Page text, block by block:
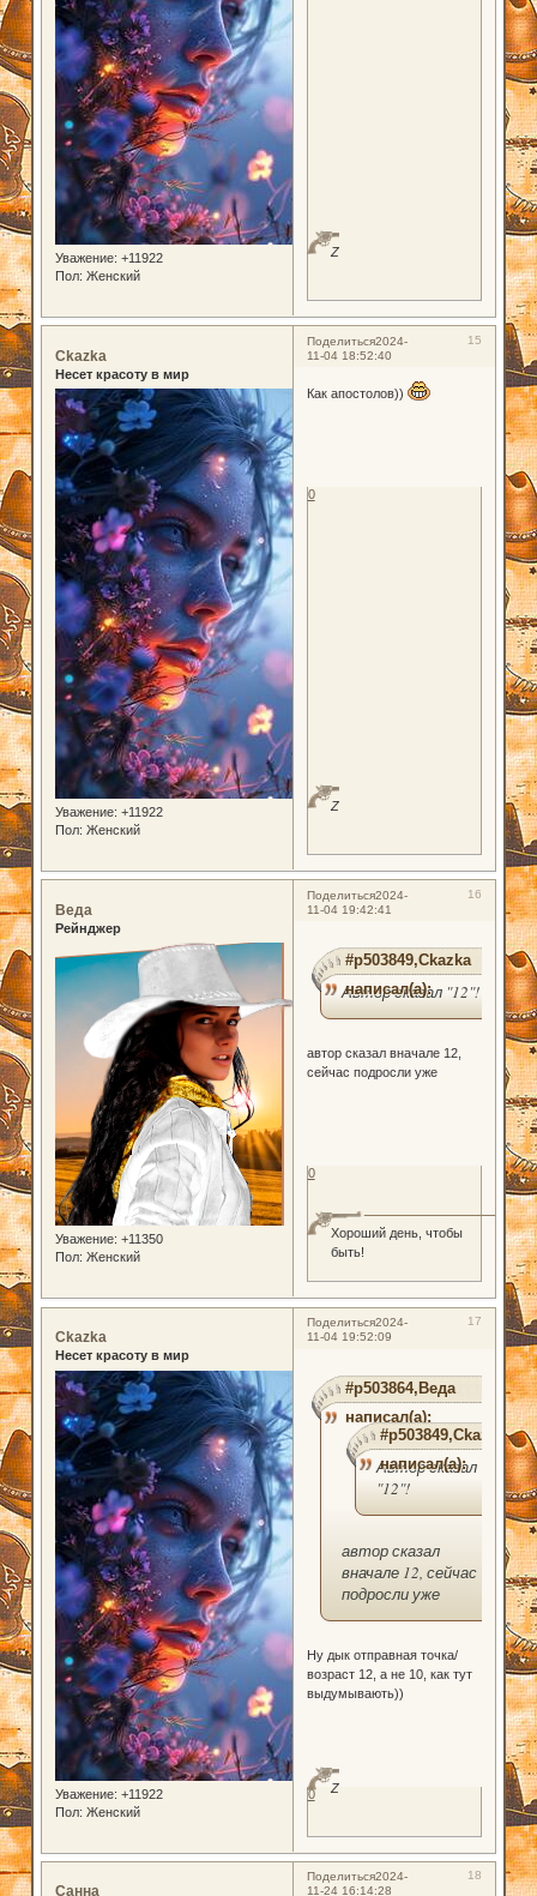
Уважение: +11922
Пол: Женский
Z
Поделиться 15
2024-
11-04 18:52:40
Ckazka
Несет красоту в мир
Уважение: +11922
Пол: Женский
Как апостолов))
Z
0
Поделиться 16
2024-
11-04 19:42:41
Веда
Рейнджер
Уважение: +11350
Пол: Женский
#p503849,Ckazka
написал(а):
Автор сказал "12"!
автор сказал вначале 12,
сейчас подросли уже
Хороший день, чтобы
быть!
0
Поделиться 17
2024-
11-04 19:52:09
Ckazka
Несет красоту в мир
Уважение: +11922
Пол: Женский
#p503864,Веда
написал(а):
#p503849,Ckazka
написал(а):
Автор сказал
"12"!
автор сказал
вначале 12, сейчас
подросли уже
Ну дык отправная точка/
возраст 12, а не 10, как тут
выдумывають))
Z
0
Поделиться 18
2024-
11-24 16:14:28
Санна